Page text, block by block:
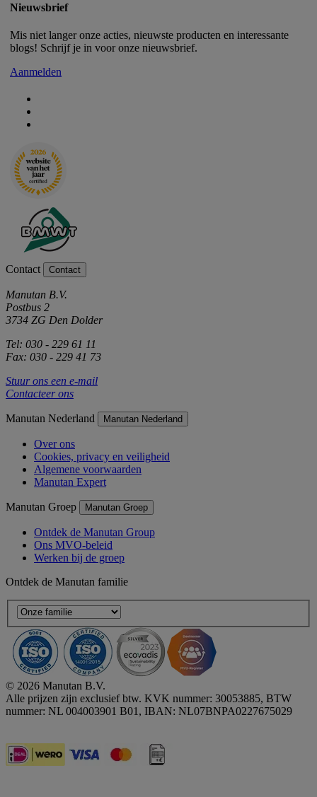
Nieuwsbrief
Mis niet langer onze acties, nieuwste producten en interessante
blogs! Schrijf je in voor onze nieuwsbrief.
Aanmelden
Contact Contact
Manutan B.V.
Postbus 2
3734 ZG Den Dolder
Tel: 030 - 229 61 11
Fax: 030 - 229 41 73
Stuur ons een e-mail
Contacteer ons
Manutan Nederland Manutan Nederland
Over ons
Cookies, privacy en veiligheid
Algemene voorwaarden
Manutan Expert
Manutan Groep Manutan Groep
Ontdek de Manutan Group
Ons MVO-beleid
Werken bij de groep
Ontdek de Manutan familie
© 2026 Manutan B.V.
Alle prijzen zijn exclusief btw. KVK nummer: 30053885, BTW
nummer: NL 004003901 B01, IBAN: NL07BNPA0227675029